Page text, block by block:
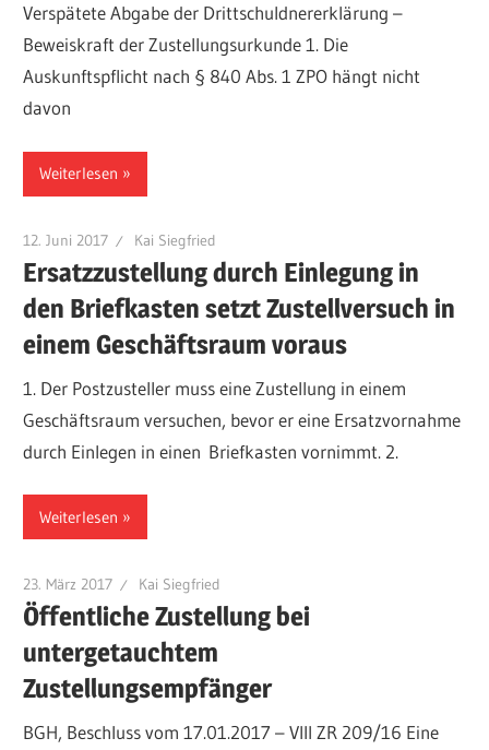
Verspätete Abgabe der Drittschuldnererklärung –
Beweiskraft der Zustellungsurkunde 1. Die
Auskunftspflicht nach § 840 Abs. 1 ZPO hängt nicht
davon
Weiterlesen
12. Juni 2017 Kai Siegfried
Ersatzzustellung durch Einlegung in
den Briefkasten setzt Zustellversuch in
einem Geschäftsraum voraus
1. Der Postzusteller muss eine Zustellung in einem
Geschäftsraum versuchen, bevor er eine Ersatzvornahme
durch Einlegen in einen Briefkasten vornimmt. 2.
Weiterlesen
23. März 2017 Kai Siegfried
Öffentliche Zustellung bei
untergetauchtem
Zustellungsempfänger
BGH, Beschluss vom 17.01.2017 – VIII ZR 209/16 Eine